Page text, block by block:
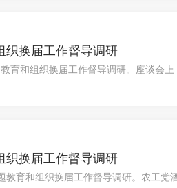
织换届工作督导调研
育和组织换届工作督导调研。座谈会
织换届工作督导调研
育和组织换届工作督导调研。农工党